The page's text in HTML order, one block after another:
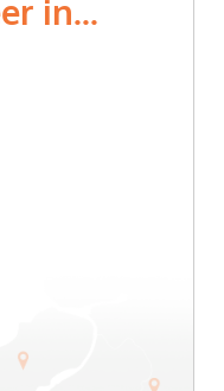
in...